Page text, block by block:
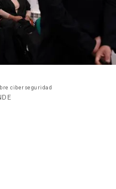
ciberseguridad